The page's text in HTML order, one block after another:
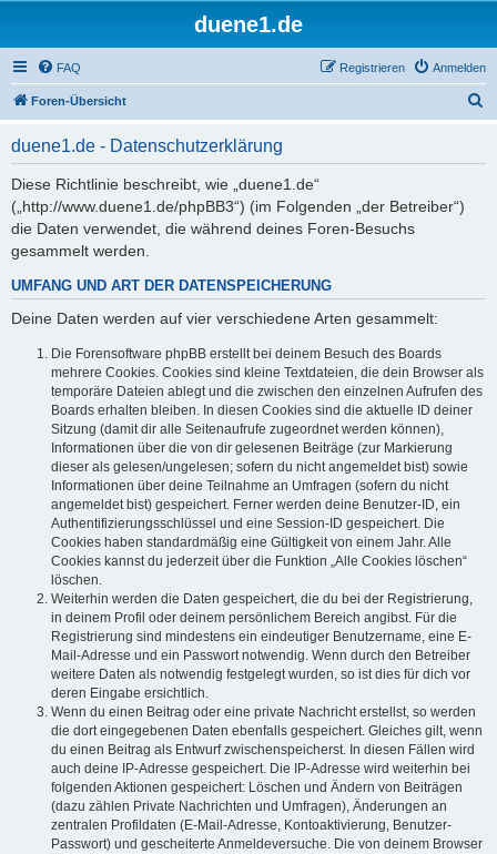
duene1.de
FAQ Anmelden
Registrieren
Foren-Übersicht
duene1.de - Datenschutzerklärung
Diese Richtlinie beschreibt, wie „duene1.de“
(„http://www.duene1.de/phpBB3“) (im Folgenden „der Betreiber“)
die Daten verwendet, die während deines Foren-Besuchs
gesammelt werden.
UMFANG UND ART DER DATENSPEICHERUNG
Deine Daten werden auf vier verschiedene Arten gesammelt:
Die Forensoftware phpBB erstellt bei deinem Besuch des Boards
mehrere Cookies. Cookies sind kleine Textdateien, die dein Browser als
temporäre Dateien ablegt und die zwischen den einzelnen Aufrufen des
Boards erhalten bleiben. In diesen Cookies sind die aktuelle ID deiner
Sitzung (damit dir alle Seitenaufrufe zugeordnet werden können),
Informationen über die von dir gelesenen Beiträge (zur Markierung
dieser als gelesen/ungelesen; sofern du nicht angemeldet bist) sowie
Informationen über deine Teilnahme an Umfragen (sofern du nicht
angemeldet bist) gespeichert. Ferner werden deine Benutzer-ID, ein
Authentifizierungsschlüssel und eine Session-ID gespeichert. Die
Cookies haben standardmäßig eine Gültigkeit von einem Jahr. Alle
Cookies kannst du jederzeit über die Funktion „Alle Cookies löschen“
löschen.
Weiterhin werden die Daten gespeichert, die du bei der Registrierung,
in deinem Profil oder deinem persönlichem Bereich angibst. Für die
Registrierung sind mindestens ein eindeutiger Benutzername, eine E-
Mail-Adresse und ein Passwort notwendig. Wenn durch den Betreiber
weitere Daten als notwendig festgelegt wurden, so ist dies für dich vor
deren Eingabe ersichtlich.
Wenn du einen Beitrag oder eine private Nachricht erstellst, so werden
die dort eingegebenen Daten ebenfalls gespeichert. Gleiches gilt, wenn
du einen Beitrag als Entwurf zwischenspeicherst. In diesen Fällen wird
auch deine IP-Adresse gespeichert. Die IP-Adresse wird weiterhin bei
folgenden Aktionen gespeichert: Löschen und Ändern von Beiträgen
(dazu zählen Private Nachrichten und Umfragen), Änderungen an
zentralen Profildaten (E-Mail-Adresse, Kontoaktivierung, Benutzer-
Passwort) und gescheiterte Anmeldeversuche. Die von deinem Browser